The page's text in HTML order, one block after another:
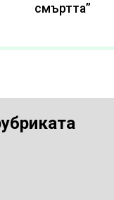
смъртта”